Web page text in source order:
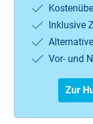
Inklusive
Vor- und
Zur